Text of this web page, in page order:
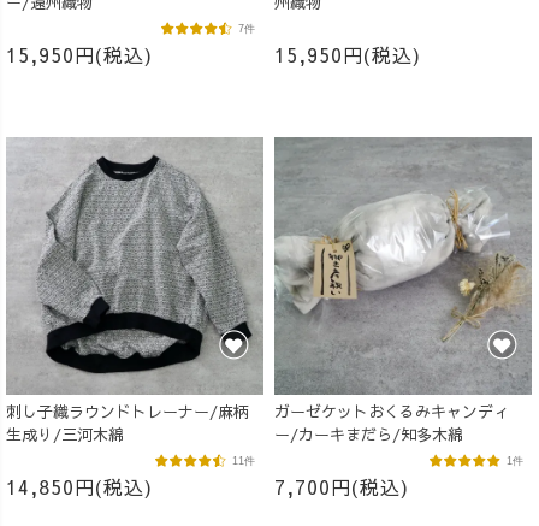
15,950円(税込)
7件
15,950円(税込)
刺し子織ラウンドトレーナー/麻柄
生成り/三河木綿
14,850円(税込)
11件
ガーゼケットおくるみキャンディ
ー/カーキまだら/知多木綿
7,700円(税込)
1件